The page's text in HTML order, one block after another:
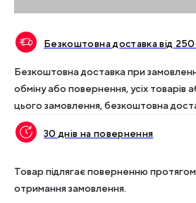
Безкоштовна доставка від
Безкоштовна доставка при
обміну або повернення, усіх товарів
цього замовлення, безкоштовна
30 днів на повернення
Товар підлягає поверненню
отримання замовлення.